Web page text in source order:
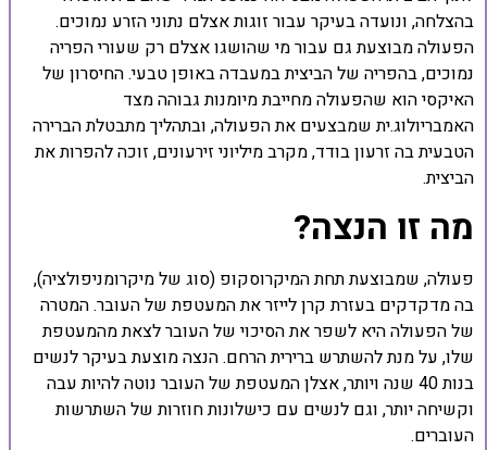
בהצלחה, ונועדה בעיקר עבור זוגות אצלם נתוני הזרע נמוכים.
הפעולה מבוצעת גם עבור מי שהושגו אצלם רק שעורי הפריה
נמוכים, בהפריה של הביצית במעבדה באופן טבעי. החיסרון של
האיקסי הוא שהפעולה מחייבת מיומנות גבוהה מצד
האמבריולוג.ית שמבצעים את הפעולה, ובתהליך מתבטלת הברירה
הטבעית בה זרעון בודד, מקרב מיליוני זירעונים, זוכה להפרות את
הביצית.
מה זו הנצה?
פעולה, שמבוצעת תחת המיקרוסקופ (סוג של מיקרומניפולציה),
בה מדקדקים בעזרת קרן לייזר את המעטפת של העובר. המטרה
של הפעולה היא לשפר את הסיכוי של העובר לצאת מהמעטפת
שלו, על מנת להשתרש ברירית הרחם. הנצה מוצעת בעיקר לנשים
בנות 40 שנה ויותר, אצלן המעטפת של העובר נוטה להיות עבה
וקשיחה יותר, וגם לנשים עם כישלונות חוזרות של השתרשות
העוברים.